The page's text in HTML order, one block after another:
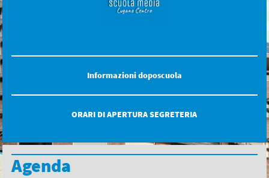
Informazioni doposcuola
ORARI DI APERTURA SEGRETERIA
Agenda